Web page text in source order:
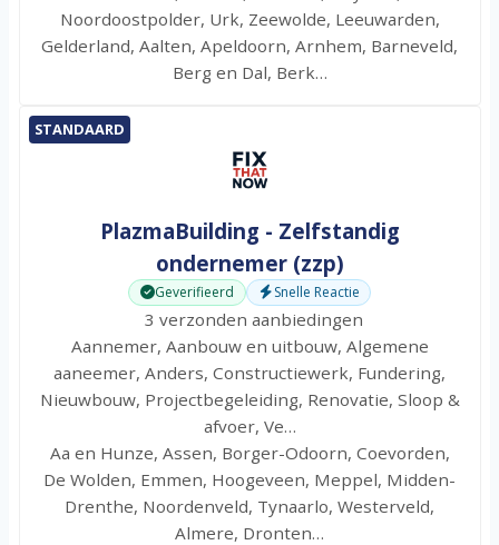
Noordoostpolder, Urk, Zeewolde, Leeuwarden,
Gelderland, Aalten, Apeldoorn, Arnhem, Barneveld,
Berg en Dal, Berk…
STANDAARD
PlazmaBuilding - Zelfstandig
ondernemer (zzp)
Geverifieerd Snelle Reactie
3 verzonden aanbiedingen
Aannemer, Aanbouw en uitbouw, Algemene
aaneemer, Anders, Constructiewerk, Fundering,
Nieuwbouw, Projectbegeleiding, Renovatie, Sloop &
afvoer, Ve…
Aa en Hunze, Assen, Borger-Odoorn, Coevorden,
De Wolden, Emmen, Hoogeveen, Meppel, Midden-
Drenthe, Noordenveld, Tynaarlo, Westerveld,
Almere, Dronten…